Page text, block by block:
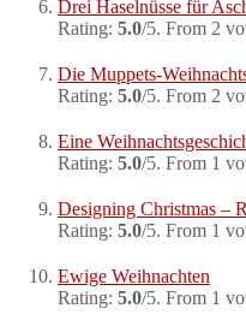
Drei Haselnüsse für
Rating: 5.0/5. From 2
Die Muppets-
Rating: 5.0/5. From 2
Eine
Rating: 5.0/5. From 1
Designing Christmas –
Rating: 5.0/5. From 1
Ewige Weihnachten
Rating: 5.0/5. From 1